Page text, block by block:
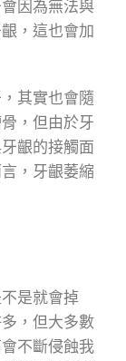
因為無法與
，這也會加
其實也會隨
，但由於牙
齦的接觸面
，牙齦萎縮
是就會掉
，但大多數
不斷侵蝕我